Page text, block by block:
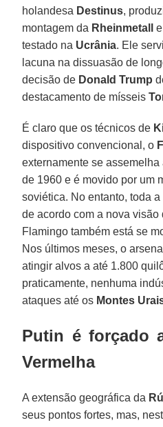
holandesa Destinus,
montagem da Rheinmetall
testado na Ucrânia. Ele
lacuna na dissuasão de
decisão de Donald Trump
destacamento de mísseis
É claro que os técnicos de
dispositivo convencional, o
externamente se
de 1960 e é movido por um
soviética. No entanto, toda
de acordo com a nova visão
Flamingo também está se
Nos últimos meses, o
atingir alvos a até 1.800
praticamente, nenhuma
ataques até os Montes
Putin é forçado
Vermelha
A extensão geográfica da
seus pontos fortes, mas,